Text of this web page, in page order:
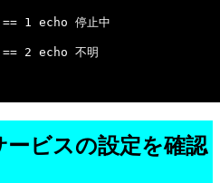
== 1 echo 停止中
== 2 echo 不明
ビスの設定を確認